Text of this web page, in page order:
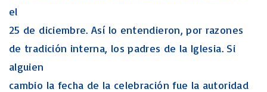
el
25 de diciembre. Así lo entendieron, por razones
de tradición interna, los padres de la Iglesia. Si
alguien
cambio la fecha de la celebración fue la autoridad